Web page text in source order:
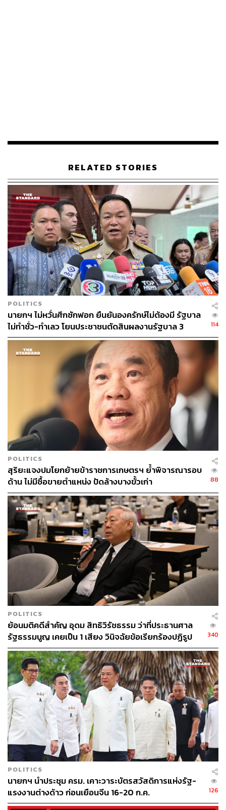
นายกฯ ชี้ ถูกเพ่งเล็งเรื่องค้ามนุษย์ จ่อใช้ ม. 44 ยืดเวลา 120
พลเอกประยุทธ์ จันทร์โอชานายกรัฐมนตรี และ
หัวหน้า คสช. ในฐานะหัวหน้าฝ่ายบริหารต่อปฏิกิริยาเรื่องนี้
ล่าสุดที่ห้องแกรนด์ ไดมอนด์ บอลรูม เมืองทองธานี พลเอก
ประยุทธ์ได้กล่าวในระหว่างการปาฐกถาเปิดการประชุม
ประจำปี 2560 ของสำนักงานคณะกรรมการพัฒนาการ
เศรษฐกิจและสังคมแห่งชาติ (สศช.) ว่า
“เรื่องพระราชกำหนดแรงงานต่างด้าวออกมาเพราะมี
เหตุผลและความจำเป็นที่ต้องทำ เนื่องจากพันธะสัญญาที่มีอยู่
ทำไมถึงต้องทำวันนี้ ก็เพราะว่าไม่เคยทำ และไม่เคยใช้อย่าง
จริงจัง แต่ต้องทำเพราะเขากำลังเพ่งเล็งประเทศไทยเรื่องการ
ค้ามนุษย์ เห็นหรือไม่ว่ามาเลเซียเขาก็ทำ เขาจับกุมกันโค
รมๆ และถือเป็นข้อตกลงกันระหว่าง 4 ประเทศในอาเซียน ต่อ
ไปนี้แรงงานจะต้องขึ้นบัญชี หรือนำเข้าแรงงานที่ชายแดน
เท่านั้น ไม่มีการขึ้นทะเบียนในประเทศ”
พลเอกประยุทธ์ยืนยันอีกว่า ไม่ต้องการให้ใครเดือดร้อน
แต่สิ่งที่กำลังดำเนินการเป็นเรื่องจำเป็น ข้อกังวลเรื่องอัตรา
โทษปรับที่สูงนั้นต้องไปพิจารณาถึงความเหมาะสมในการ
บังคับใช้กฎหมาย โดยเตรียมใช้มาตรา 44 ชะลอหรือเลื่อน
การบังคับใช้บางมาตราที่มีบทลงโทษรุนแรงไปก่อนอย่าง
น้อย 120 วัน เชื่อว่ารัฐบาลจะสามารถแก้ไขปัญหาผลกระทบ
ต่างๆ ให้แล้วเสร็จได้ภายในกรอบเวลาดังกล่าว ทั้งนี้ได้มอบ
ให้กระทรวงแรงงานดำเนินการประสานเจ้าหน้าที่แล้ว
ขอร้องอย่าออกมาเคลื่อนไหว และขอให้เห็นใจเจ้าหน้าที่ด้วย
“เราดูแลคนทุกกลุ่ม ขณะเดียวกันก็ต้องคำนึงถึงผู้ประกอบ
การด้วย เพราะหากเกิดปัญหาไม่สามารถทำธุรกิจ ต่อไปก็ส่ง
ผลกระทบเป็นวงกว้าง โดยยืนยันว่าไม่อยากให้ใครเดือดร้อน
แต่ต้องเข้าใจถึงความจำเป็นในการใช้กฎหมาย ขออย่าออก
มาเคลื่อนไหว และรัฐบาลก็แก้ไขให้ดำเนินการขึ้นทะเบียน
ภายใน 120 วันแล้ว โดยจะเป็นการแก้ปัญหาทั้งส่วนของ
แรงงานต่างด้าวเก่า และแรงงานต่างด้าวใหม่ที่จะเข้ามา
ทำงาน ซึ่งรัฐบาลจะไม่ให้ขาดแคลนแรงงานอย่างแน่นอน”
บิ๊กป้อมนั่งหัวโต๊ะ ถกแก้ปมต่างด้าว เข็น ม. 44 เข้า ครม. พรุ่ง
นี้
ขณะที่วันเดียวกันนี้พลเอกประวิตร วงษ์สุวรรณ
รองนายก
รัฐมนตรี และรัฐมนตรีว่าการกระทรวงกลาโหม เป็นประธาน
การประชุมคณะกรรมการนโยบายการจัดการปัญหาแรงงาน
ต่างด้าวและการค้ามนุษย์ด้านแรงงาน หรือ กนร. เปิดเผยว่า
รัฐบาลอยู่ระหว่างการพิจารณาความจำเป็นในการเสนอให้
นายกรัฐมนตรี ในฐานะหัวหน้าคณะรักษาความสงบแห่งชาติ
RELATED STORIES
POLITICS
นายกฯ ไม่หวั่นศึกซักฟอก ยืนยันองครักษ์ไม่ต้องมี รัฐบาล
ไม่ทำชั่ว-ทำเลว โยนประชาชนตัดสินผลงานรัฐบาล 3
เดือน
114
POLITICS
สุริยะแจงปมโยกย้ายข้าราชการเกษตรฯ ย้ำพิจารณารอบ
ด้าน ไม่มีซื้อขายตำแหน่ง ปัดล้างบางขั้วเก่า
88
POLITICS
ย้อนมติคดีสำคัญ อุดม สิทธิวิรัชธรรม ว่าที่ประธานศาล
รัฐธรรมนูญ เคยเป็น 1 เสียง วินิจฉัยข้อเรียกร้องปฏิรูป
สถาบันฯ ไม่เข้าข่ายล้มล้าง
340
POLITICS
นายกฯ นำประชุม ครม. เคาะวาระบัตรสวัสดิการแห่งรัฐ-
แรงงานต่างด้าว ก่อนเยือนจีน 16-20 ก.ค.
126